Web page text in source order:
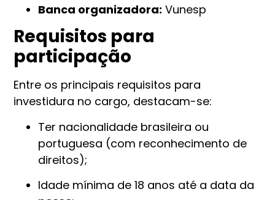
Banca organizadora: Vunesp
Requisitos para
participação
Entre os principais requisitos para
investidura no cargo, destacam-se:
Ter nacionalidade brasileira ou
portuguesa (com reconhecimento de
direitos);
Idade mínima de 18 anos até a data da